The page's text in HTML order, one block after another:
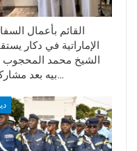
القائم بأعمال
الإماراتية في دكار
الشيخ محمد المحجوب
بيه بعد مشاركته…